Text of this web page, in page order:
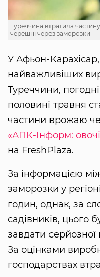
Туреччина втратила
черешні через заморозки
У Афьон-
найважливіших
Туреччини,
половині травня
частини врожаю
«АПК-Інформ:
на FreshPlaza.
За інформацією
заморозки у
годин, однак, за
садівників, цього
завдати
За оцінками
господарствах